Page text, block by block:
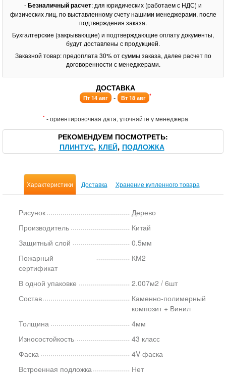
-Безналичный расчет: для юридических (работаем с НДС) и
физических лиц, по выставленному счету нашими менеджерами, после
подтверждения заказа.
Бухгалтерские (закрывающие) и подтверждающие оплату документы,
будут доставлены с продукцией.
Заказной товар: предоплата 30% от суммы заказа, далее расчет по
договоренности с менеджерами.
ДОСТАВКА
Пт 14 авг - Вт 18 авг *
* - ориентировочная дата, уточняйте у менеджера
РЕКОМЕНДУЕМ ПОСМОТРЕТЬ
ПЛИНТУС КЛЕЙ ПОДЛОЖКА
Характеристики Доставка Хранение купленного товара
Рисунок
Дерево
Производитель
Китай
Защитный слой
0.5мм
Пожарный
сертификат
КМ2
В одной упаковке
2.007м2 / 6шт
Состав
Каменно-полимерный
композит + Винил
Толщина
4мм
Износостойкость
43 класс
Фаска
4V-фаска
Встроенная подложка
Нет